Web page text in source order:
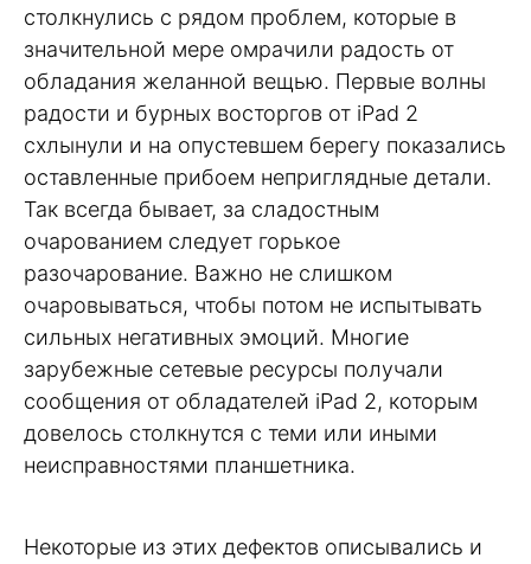
столкнулись с рядом проблем, которые в
значительной мере омрачили радость от
обладания желанной вещью. Первые волны
радости и бурных восторгов от iPad 2
схлынули и на опустевшем берегу показались
оставленные прибоем неприглядные детали.
Так всегда бывает, за сладостным
очарованием следует горькое
разочарование. Важно не слишком
очаровываться, чтобы потом не испытывать
сильных негативных эмоций. Многие
зарубежные сетевые ресурсы получали
сообщения от обладателей iPad 2, которым
довелось столкнутся с теми или иными
неисправностями планшетника.
Некоторые из этих дефектов описывались и